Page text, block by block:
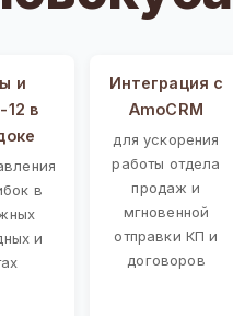
и
12 в
в
и
Интеграция с
AmoCRM
для ускорения
работы отдела
продаж и
мгновенной
отправки КП и
договоров